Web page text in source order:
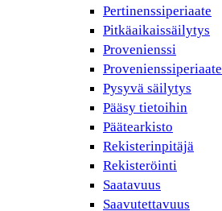
Pertinenssiperiaate
Pitkäaikaissäilytys
Provenienssi
Provenienssiperiaate
Pysyvä säilytys
Pääsy tietoihin
Päätearkisto
Rekisterinpitäjä
Rekisteröinti
Saatavuus
Saavutettavuus